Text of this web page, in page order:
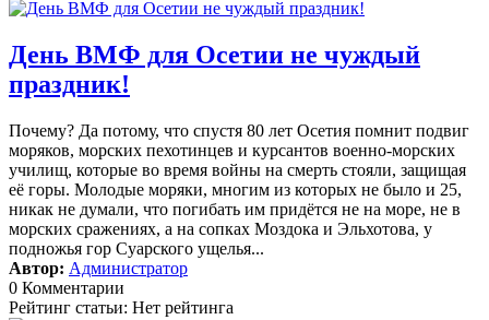
День ВМФ для Осетии не чуждый
праздник!
Почему? Да потому, что спустя 80 лет Осетия помнит подвиг
моряков, морских пехотинцев и курсантов военно-морских
училищ, которые во время войны на смерть стояли, защищая
её горы. Молодые моряки, многим из которых не было и 25,
никак не думали, что погибать им придётся не на море, не в
морских сражениях, а на сопках Моздока и Эльхотова, у
подножья гор Суарского ущелья...
Автор: Администратор
0 Комментарии
Рейтинг статьи: Нет рейтинга